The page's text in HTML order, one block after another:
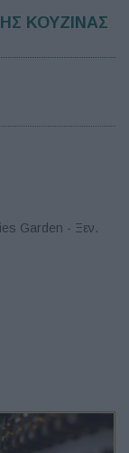
ΚΟΥΖΙΝΑΣ
Garden - Ξεν.